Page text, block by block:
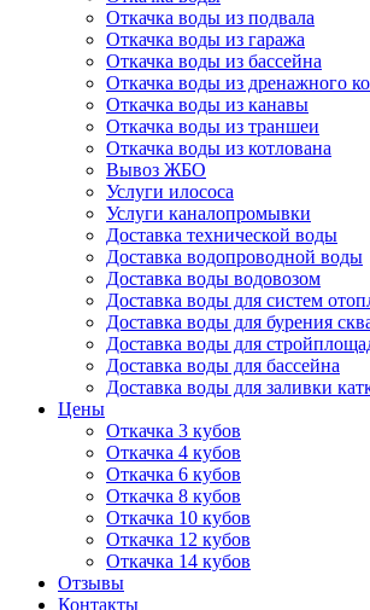
Откачка воды из подвала
Откачка воды из гаража
Откачка воды из бассейна
Откачка воды из дренажного
Откачка воды из канавы
Откачка воды из траншеи
Откачка воды из котлована
Вывоз ЖБО
Услуги илососа
Услуги каналопромывки
Доставка технической воды
Доставка водопроводной воды
Доставка воды водовозом
Доставка воды для систем
Доставка воды для бурения
Доставка воды для
Доставка воды для бассейна
Доставка воды для заливки
Цены
Откачка 3 кубов
Откачка 4 кубов
Откачка 6 кубов
Откачка 8 кубов
Откачка 10 кубов
Откачка 12 кубов
Откачка 14 кубов
Отзывы
Контакты